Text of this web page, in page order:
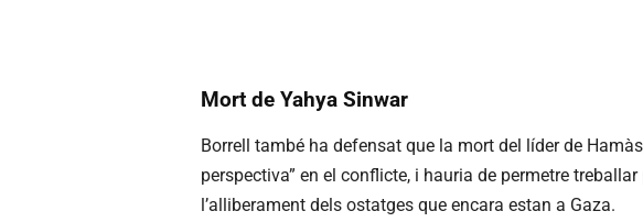
Mort de Yahya Sinwar
Borrell també ha defensat que la mort del líder de
perspectiva” en el conflicte, i hauria de permetre
l’alliberament dels ostatges que encara estan a Gaza.